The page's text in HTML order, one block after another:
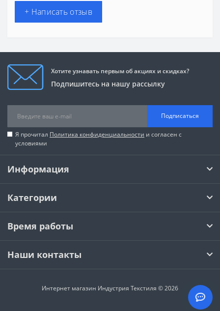
+ Написать отзыв
Хотите узнавать первым об акциях и скидках?
Подпишитесь на нашу рассылку
Подписаться
Я прочитал Политика конфиденциальности и согласен с
условиями
Информация
Категории
Время работы
Наши контакты
Интернет магазин Индустрия Текстиля © 2026